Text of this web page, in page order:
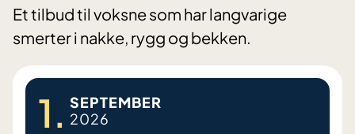
Et tilbud til voksne som har langvarige
smerter i nakke, rygg og bekken.
1. SEPTEMBER
2026